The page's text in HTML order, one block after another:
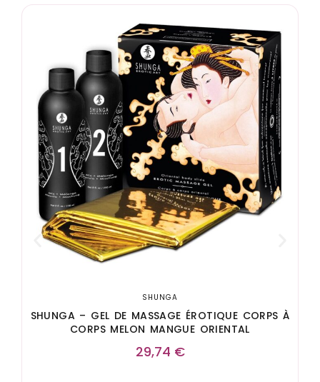
SHUNGA
SHUNGA – GEL DE MASSAGE ÉROTIQUE CORPS À
CORPS MELON MANGUE ORIENTAL
29,74 €